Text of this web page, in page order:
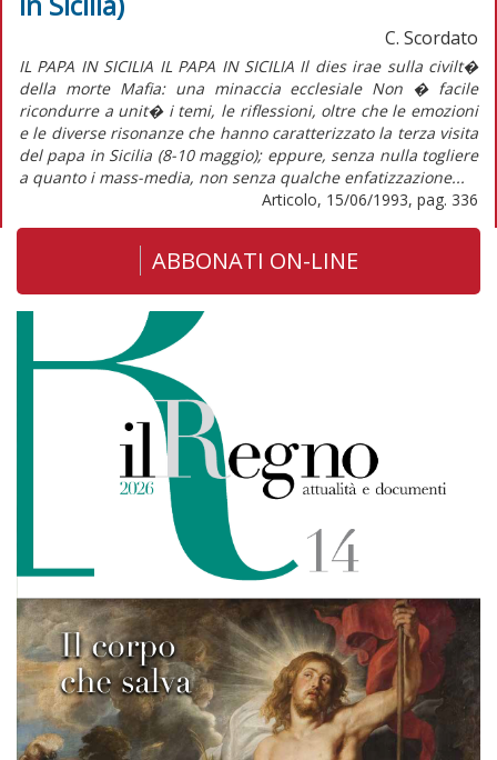
C. Scordato
IL PAPA IN SICILIA IL PAPA IN SICILIA Il dies irae sulla civilt�
della morte Mafia: una minaccia ecclesiale Non � facile
ricondurre a unit� i temi, le riflessioni, oltre che le emozioni
e le diverse risonanze che hanno caratterizzato la terza visita
del papa in Sicilia (8-10 maggio); eppure, senza nulla togliere
a quanto i mass-media, non senza qualche enfatizzazione...
Articolo, 15/06/1993, pag. 336
ABBONATI ON-LINE